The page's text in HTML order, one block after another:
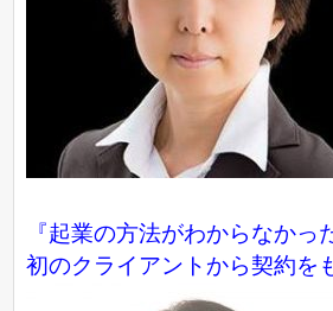
『起業の方法がわからなかっ
初のクライアントから契約を